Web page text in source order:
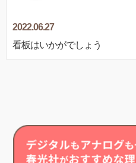
2022.06.27
看板はいかがでしょう